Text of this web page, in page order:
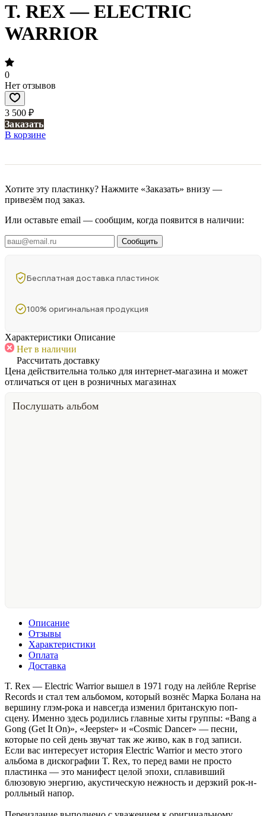
T. REX — ELECTRIC
WARRIOR
0
Нет отзывов
3 500 ₽
Заказать
В корзине
Хотите эту пластинку? Нажмите «Заказать» внизу —
привезём под заказ.
Или оставьте email — сообщим, когда появится в наличии:
Сообщить
Бесплатная доставка пластинок
100% оригинальная продукция
Характеристики Описание
Нет в наличии
Рассчитать доставку
Цена действительна только для интернет-магазина и может
отличаться от цен в розничных магазинах
Послушать альбом
Описание
Отзывы
Характеристики
Оплата
Доставка
T. Rex — Electric Warrior вышел в 1971 году на лейбле Reprise
Records и стал тем альбомом, который вознёс Марка Болана на
вершину глэм-рока и навсегда изменил британскую поп-
сцену. Именно здесь родились главные хиты группы: «Bang a
Gong (Get It On)», «Jeepster» и «Cosmic Dancer» — песни,
которые по сей день звучат так же живо, как в год записи.
Если вас интересует история Electric Warrior и место этого
альбома в дискографии T. Rex, то перед вами не просто
пластинка — это манифест целой эпохи, сплавивший
блюзовую энергию, акустическую нежность и дерзкий рок-н-
ролльный напор.